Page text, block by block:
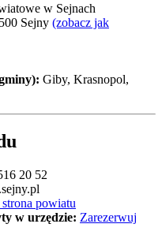
w Sejnach
Sejny (zobacz jak
Giby, Krasnopol,
20 52
powiatu
w urzędzie: Zarezerwuj